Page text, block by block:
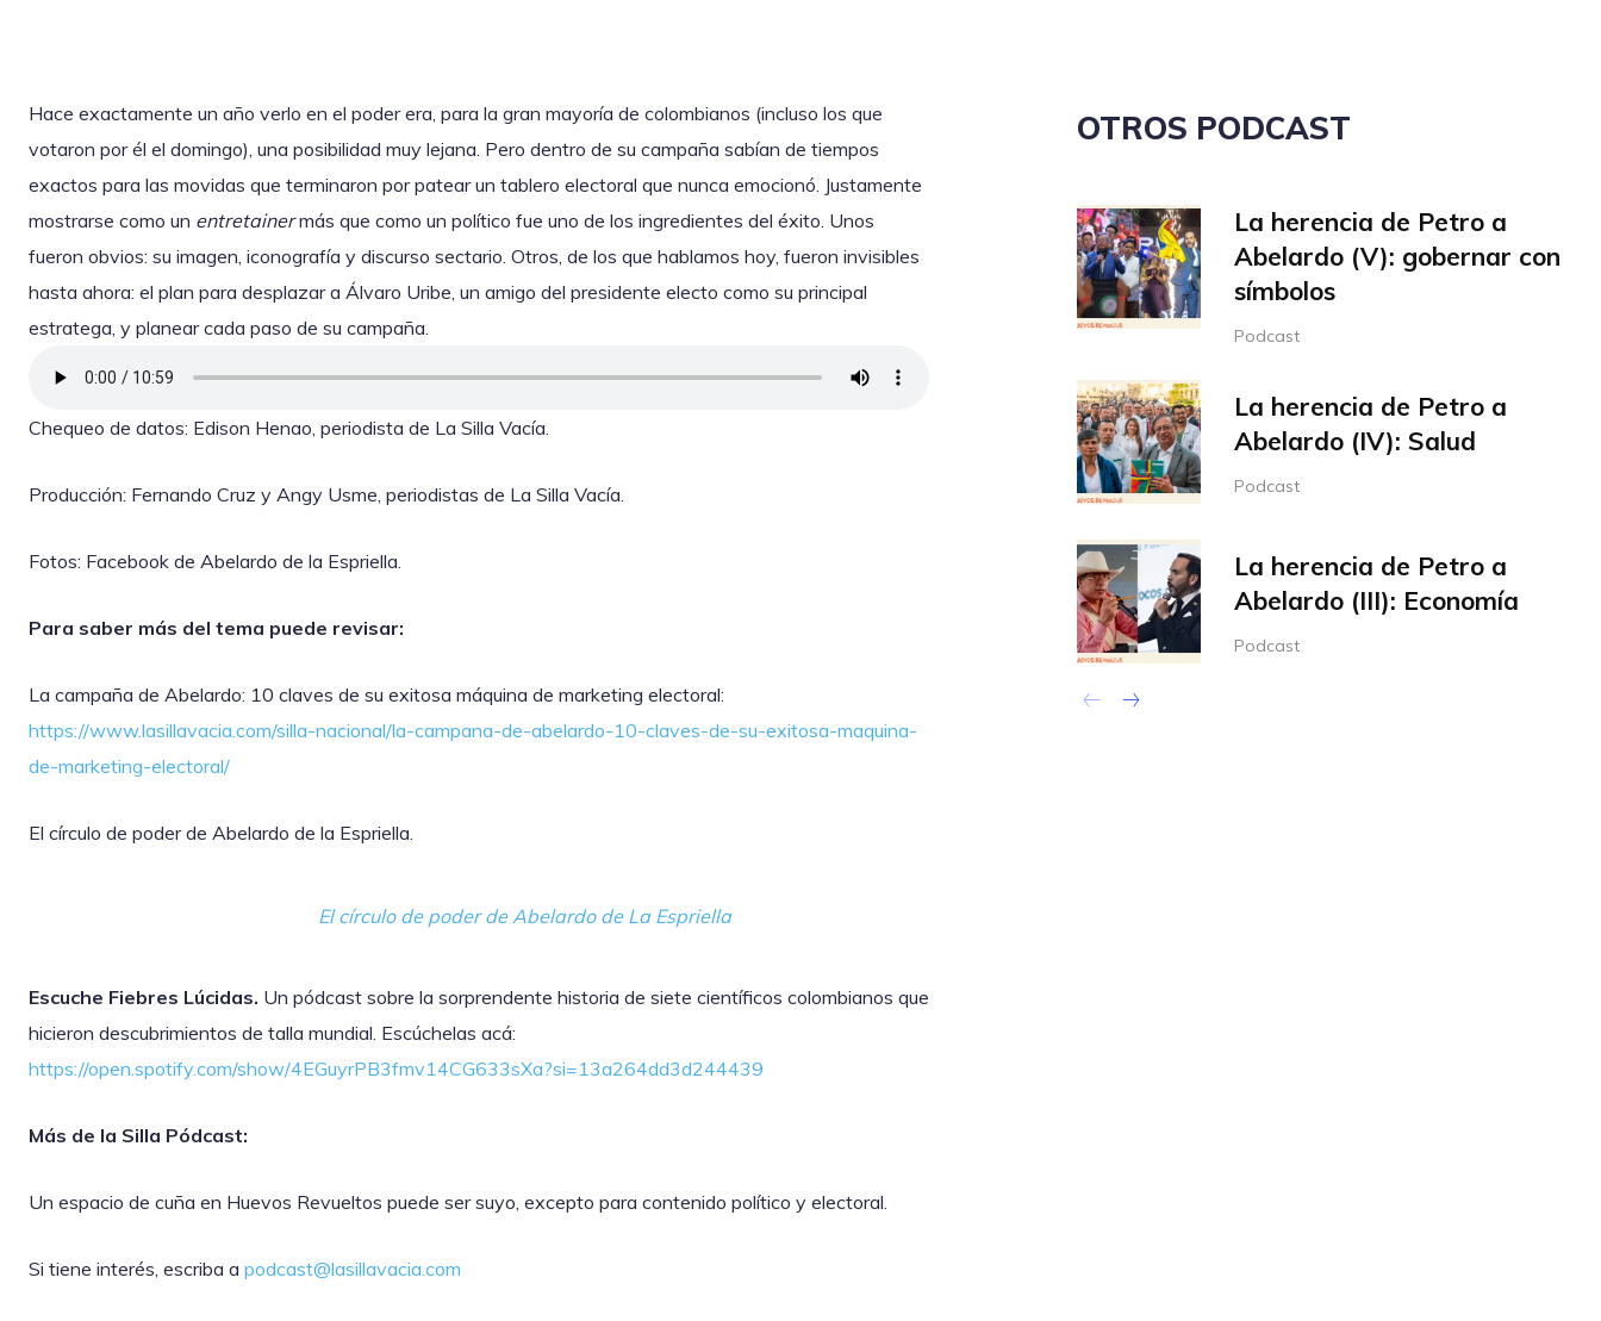
Hace exactamente un año verlo en el poder era, para la gran mayoría de colombianos (incluso los que
votaron por él el domingo), una posibilidad muy lejana. Pero dentro de su campaña sabían de tiempos
exactos para las movidas que terminaron por patear un tablero electoral que nunca emocionó. Justamente
mostrarse como un entretainermás que como un político fue uno de los ingredientes del éxito. Unos
fueron obvios: su imagen, iconografía y discurso sectario. Otros, de los que hablamos hoy, fueron invisibles
hasta ahora: el plan para desplazar a Álvaro Uribe, un amigo del presidente electo como su principal
estratega, y planear cada paso de su campaña.
Chequeo de datos: Edison Henao, periodista de La Silla Vacía.
Producción: Fernando Cruz y Angy Usme, periodistas de La Silla Vacía.
Fotos: Facebook de Abelardo de la Espriella.
Para saber más del tema puede revisar:
La campaña de Abelardo: 10 claves de su exitosa máquina de marketing electoral:
https://www.lasillavacia.com/silla-nacional/la-campana-de-abelardo-10-claves-de-su-exitosa-maquina-
de-marketing-electoral/
El círculo de poder de Abelardo de la Espriella.
El círculo de poder de Abelardo de La Espriella
Escuche Fiebres Lúcidas. Un pódcast sobre la sorprendente historia de siete científicos colombianos que
hicieron descubrimientos de talla mundial. Escúchelas acá:
https://open.spotify.com/show/4EGuyrPB3fmv14CG633sXa?si=13a264dd3d244439
Más de la Silla Pódcast:
Un espacio de cuña en Huevos Revueltos puede ser suyo, excepto para contenido político y electoral.
Si tiene interés, escriba a podcast@lasillavacia.com
OTROS PODCAST
La herencia de Petro a
Abelardo (V): gobernar con
símbolos
Podcast
La herencia de Petro a
Abelardo (IV): Salud
Podcast
La herencia de Petro a
Abelardo (III): Economía
Podcast